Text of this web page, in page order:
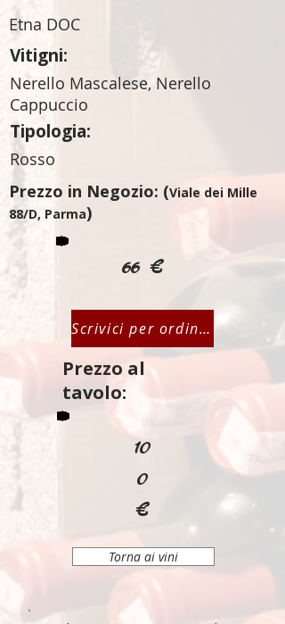
Etna DOC
Vitigni:
Nerello Mascalese, Nerello
Cappuccio
Tipologia:
Rosso
Prezzo in Negozio: (Viale dei Mille
88/D, Parma)
66 €
Scrivici per ordinare
Prezzo al
tavolo:
10
0
€
Torna ai vini